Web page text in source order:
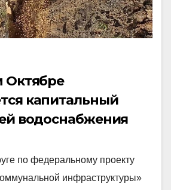
Октябре
капитальный
водоснабжения
по федеральному проекту
инфраструктуры»